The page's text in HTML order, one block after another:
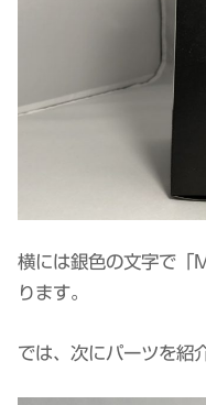
横には銀色の文字で
ります。
では、次にパーツを紹